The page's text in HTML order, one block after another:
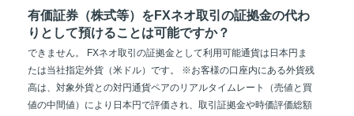
有価証券（株式等）をFXネオ取引の証拠金の代わ
りとして預けることは可能ですか？
できません。 FXネオ取引の証拠金として利用可能通貨は日本円ま
たは当社指定外貨（米ドル）です。 ※お客様の口座内にある外貨残
高は、対象外貨との対円通貨ペアのリアルタイムレート（売値と買
値の中間値）により日本円で評価され、取引証拠金や時価評価総額